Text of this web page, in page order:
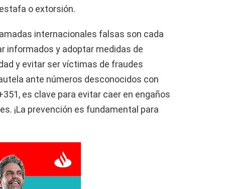
o extorsión.
internacionales falsas son cada
informados y adoptar medidas de
y evitar ser víctimas de fraudes
ante números desconocidos con
es clave para evitar caer en engaños
¡La prevención es fundamental para